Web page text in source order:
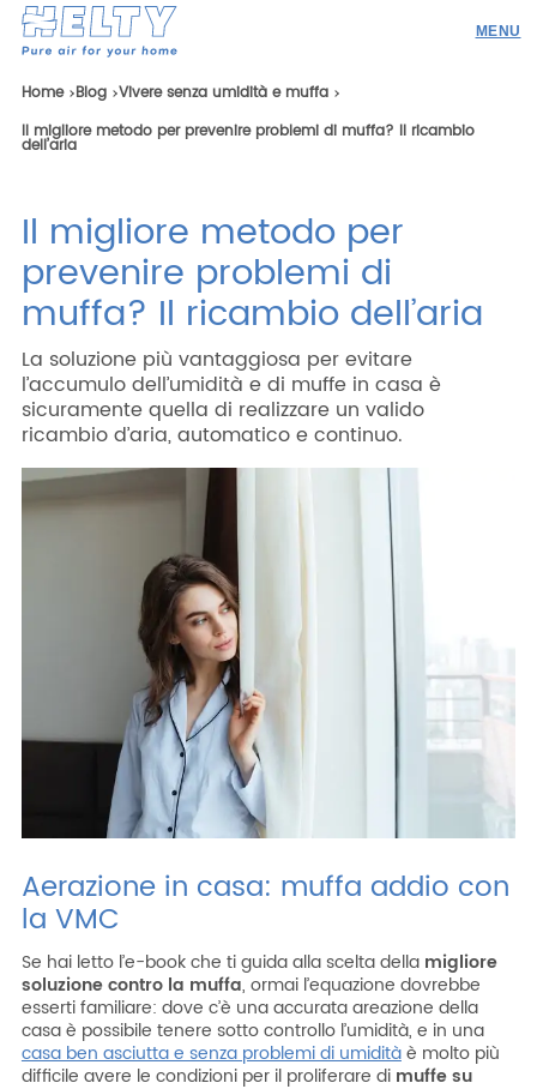
Area riservata CAT
Lavora con noi
Prodotti
Professionisti
Realizzazioni
Risorse
Blog
Contatti
Home Blog Vivere senza umidità e muffa
Il migliore metodo per prevenire problemi di muffa? Il ricambio
dell’aria
Il migliore metodo per
prevenire problemi di
muffa? Il ricambio dell’aria
La soluzione più vantaggiosa per evitare
l’accumulo dell’umidità e di muffe in casa è
sicuramente quella di realizzare un valido
ricambio d’aria, automatico e continuo.
Aerazione in casa: muffa addio con
la VMC
Se hai letto l’e-book che ti guida alla scelta della migliore
soluzione contro la muffa, ormai l’equazione dovrebbe
esserti familiare: dove c’è una accurata areazione della
casa è possibile tenere sotto controllo l’umidità, e in una
casa ben asciutta e senza problemi di umiditàè molto più
difficile avere le condizioni per il proliferare di muffe su